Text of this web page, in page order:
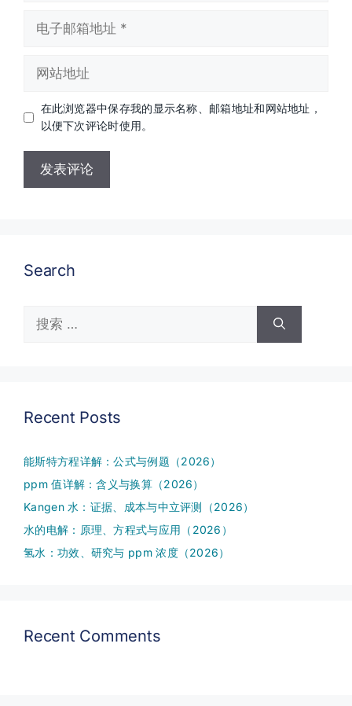
址 在此浏览器中保存我的显示名称、邮箱地址和网站地址，
以便下次评论时使用。
Search
索：
Recent Posts
能斯特方程详解：公式与例题（2026）
ppm 值详解：含义与换算（2026）
Kangen 水：证据、成本与中立评测（2026）
水的电解：原理、方程式与应用（2026）
氢水：功效、研究与 ppm 浓度（2026）
Recent Comments